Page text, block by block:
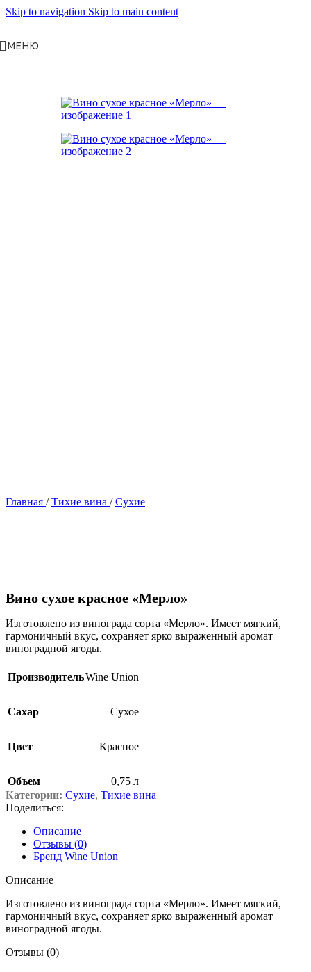
Skip to navigation Skip to main content
МЕНЮ
Главная / Тихие вина / Сухие
Вино сухое красное «Мерло»
Изготовлено из винограда сорта «Мерло». Имеет мягкий,
гармоничный вкус, сохраняет ярко выраженный аромат
виноградной ягоды.
ПроизводительWine Union
Сахар Сухое
Цвет Красное
Объем
0,75 л
Категории: Сухие, Тихие вина
Поделиться:
Описание
Отзывы (0)
Бренд Wine Union
Описание
Изготовлено из винограда сорта «Мерло». Имеет мягкий,
гармоничный вкус, сохраняет ярко выраженный аромат
виноградной ягоды.
Отзывы (0)